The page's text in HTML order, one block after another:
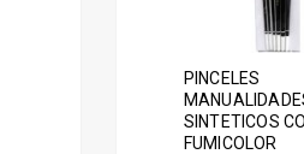
PINCELES
SINTETICOS
FUMICOLOR